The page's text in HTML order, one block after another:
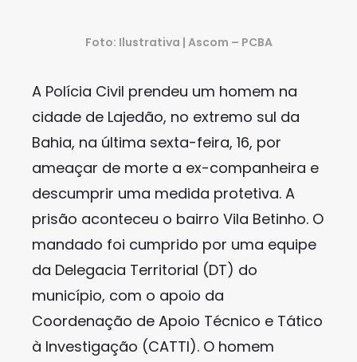
Foto: Ilustrativa | Ascom – PCBA
A Polícia Civil prendeu um homem na
cidade de Lajedão, no extremo sul da
Bahia, na última sexta-feira, 16, por
ameaçar de morte a ex-companheira e
descumprir uma medida protetiva. A
prisão aconteceu o bairro Vila Betinho. O
mandado foi cumprido por uma equipe
da Delegacia Territorial (DT) do
município, com o apoio da
Coordenação de Apoio Técnico e Tático
à Investigação (CATTI). O homem